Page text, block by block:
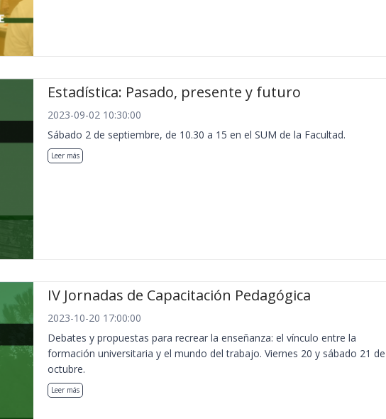
Estadística: Pasado, presente y futuro
2023-09-02 10:30:00
Sábado 2 de septiembre, de 10.30 a 15 en el SUM de la Facultad.
Leer más
IV Jornadas de Capacitación Pedagógica
2023-10-20 17:00:00
Debates y propuestas para recrear la enseñanza: el vínculo entre la
formación universitaria y el mundo del trabajo. Viernes 20 y sábado 21 de
octubre.
Leer más